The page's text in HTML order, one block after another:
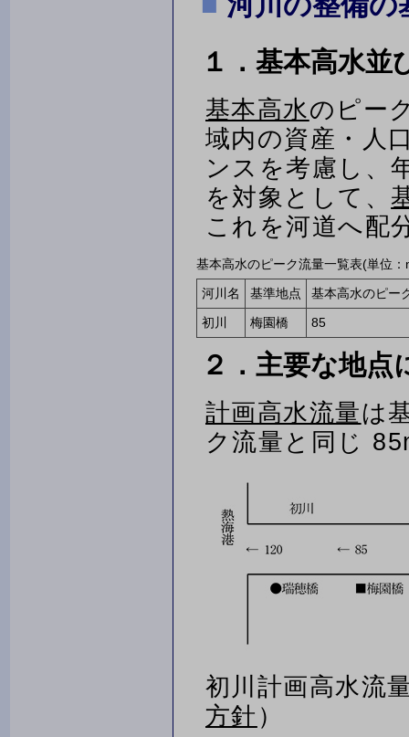
１．基本高水
基本高水のピー
域内の資産・人
ンスを考慮し、
を対象として、
これを河道へ配
基本高水のピーク流量一覧表(単位：
河川名
基準地点
基本高水のピー
初川
梅園橋 85
２．主要な地
計画高水流量は
ク流量と同じ
初川計画高水流
方針 ）